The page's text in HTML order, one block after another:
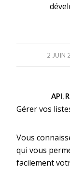
2 JUIN
/
API,
Gérer vos
Vous
qui vous
facilement